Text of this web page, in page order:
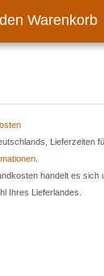
Warenkorb
Lieferzeiten
handelt es sich
Ihres Lieferlandes.